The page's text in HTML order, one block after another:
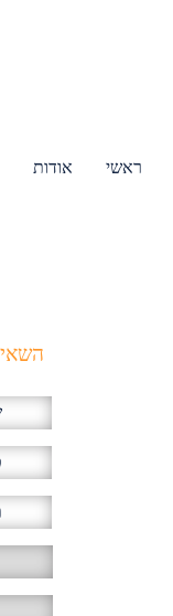
ראשי אודות